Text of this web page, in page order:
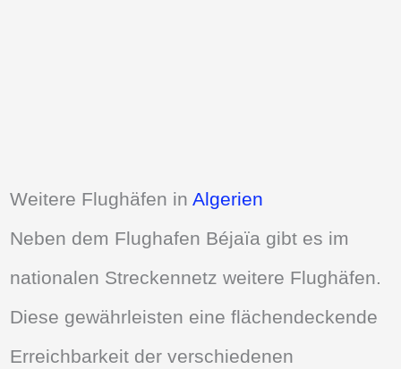
Weitere Flughäfen inAlgerien
Neben dem Flughafen Béjaïa gibt es im
nationalen Streckennetz weitere Flughäfen.
Diese gewährleisten eine flächendeckende
Erreichbarkeit der verschiedenen